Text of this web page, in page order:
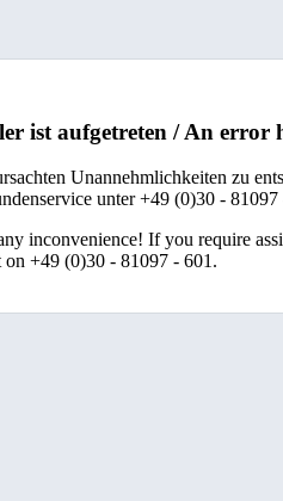
ist aufgetreten / An error
Unannehmlichkeiten zu
unter +49 (0)30 -
inconvenience! If you require
on +49 (0)30 - 81097 - 601.